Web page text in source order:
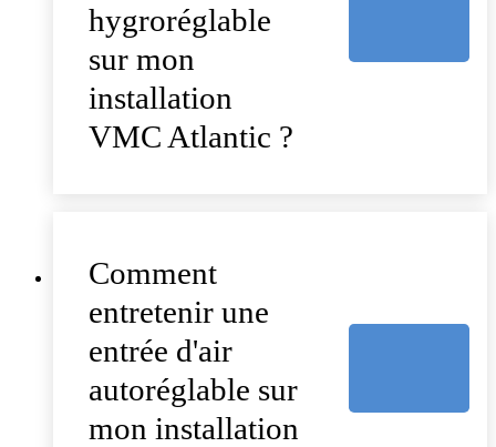
hygroréglable
sur mon
installation
VMC Atlantic ?
Comment
entretenir une
entrée d'air
autoréglable sur
mon installation